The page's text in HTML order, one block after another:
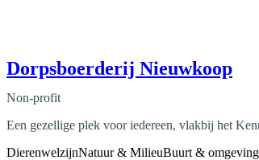
Dorpsboerderij Nieuwkoop
Non-profit
Een gezellige plek voor iedereen, vlakbij het
DierenwelzijnNatuur & MilieuBuurt & omgeving